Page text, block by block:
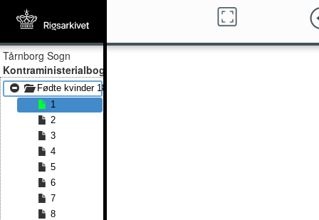
Tårnborg Sogn
Kontraministerialbog
Fødte kvinder 1825 - Fødte kvinder 1832
1
2
3
4
5
6
7
8